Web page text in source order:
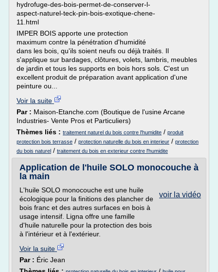
hydrofuge-des-bois-permet-de-conserver-l-
aspect-naturel-teck-pin-bois-exotique-chene-
11.html
IMPER BOIS apporte une protection
maximum contre la pénétration d'humidité
dans les bois, qu'ils soient neufs ou déjà traités. Il
s'applique sur bardages, clôtures, volets, lambris, meubles
de jardin et tous les supports en bois hors sols. C'est un
excellent produit de préparation avant application d'une
peinture ou...
Voir la suite
Par : Maison-Etanche.com (Boutique de l'usine Arcane
Industries- Vente Pros et Particuliers)
Thèmes liés : traitement naturel du bois contre l'humidite / produit
protection bois terrasse / protection naturelle du bois en interieur / protection
du bois naturel / traitement du bois en exterieur contre l'humidite
Application de l'huile SOLO monocouche à
la main
voir la vidéo
L'huile SOLO monocouche est une huile
écologique pour la finitions des plancher de
bois franc et des autres surfaces en bois à
usage intensif. Ligna offre une famille
d'huile naturelle pour la protection des bois
à l'intérieur et à l'extérieur.
Voir la suite
Par : Éric Jean